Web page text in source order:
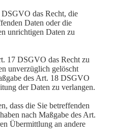
DSGVO das Recht, die
Daten oder die
unrichtigen Daten zu
17 DSGVO das Recht zu
unverzüglich gelöscht
des Art. 18 DSGVO
der Daten zu verlangen.
dass die Sie betreffenden
nach Maßgabe des Art.
Übermittlung an andere